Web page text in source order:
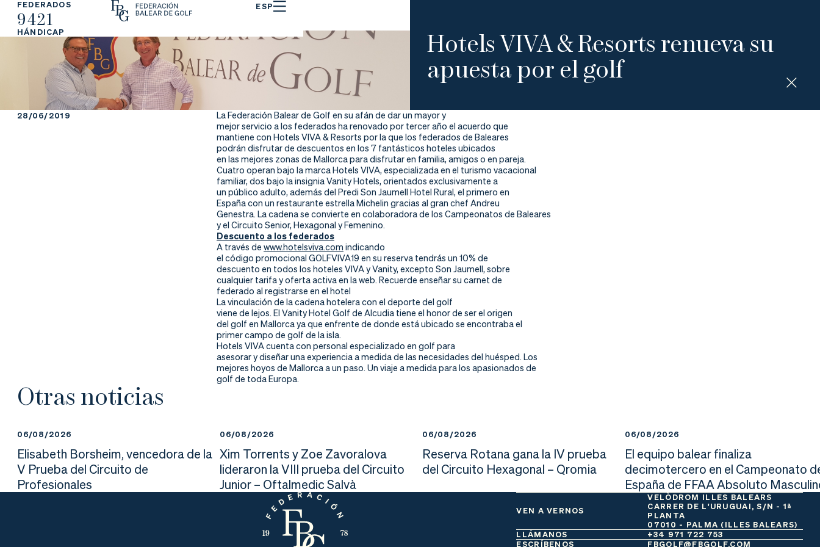
FEDERADOS
9421
HÁNDICAP
ESP
La
ra
Fe
de
ra
rs
Ju
ga
r
Hotels VIVA & Resorts renueva su
apuesta por el golf
28/06/2019
La Federación Balear de Golf en su afán de dar un mayor y
mejor servicio a los federados ha renovado por tercer año el acuerdo que
mantiene con Hotels VIVA & Resorts por la que los federados de Baleares
podrán disfrutar de descuentos en los 7 fantásticos hoteles ubicados
en las mejores zonas de Mallorca para disfrutar en familia, amigos o en pareja.
Cuatro operan bajo la marca Hotels VIVA, especializada en el turismo vacacional
familiar, dos bajo la insignia Vanity Hotels, orientados exclusivamente a
un público adulto, además del Predi Son Jaumell Hotel Rural, el primero en
España con un restaurante estrella Michelin gracias al gran chef Andreu
Genestra. La cadena se convierte en colaboradora de los Campeonatos de Baleares
y el Circuito Senior, Hexagonal y Femenino.
Descuento a los federados
A través de www.hotelsviva.com indicando
el código promocional GOLFVIVA19 en su reserva tendrás un 10% de
descuento en todos los hoteles VIVA y Vanity, excepto Son Jaumell, sobre
cualquier tarifa y oferta activa en la web. Recuerde enseñar su carnet de
federado al registrarse en el hotel
La vinculación de la cadena hotelera con el deporte del golf
viene de lejos. El Vanity Hotel Golf de Alcudia tiene el honor de ser el origen
del golf en Mallorca ya que enfrente de donde está ubicado se encontraba el
primer campo de golf de la isla.
Hotels VIVA cuenta con personal especializado en golf para
asesorar y diseñar una experiencia a medida de las necesidades del huésped. Los
mejores hoyos de Mallorca a un paso. Un viaje a medida para los apasionados de
golf de toda Europa.
Otras noticias
06/08/2026
Elisabeth Borsheim, vencedora de la
V Prueba del Circuito de
Profesionales
06/08/2026
Xim Torrents y Zoe Zavoralova
lideraron la VIII prueba del Circuito
Junior – Oftalmedic Salvà
06/08/2026
Reserva Rotana gana la IV prueba
del Circuito Hexagonal – Qromia
06/08/2026
El equipo balear finaliza
decimotercero en el Campeonato
España de FFAA Absoluto
VEN A VERNOS
VELÒDROM ILLES BALEARS
CARRER DE L'URUGUAI, S/N - 1ª
PLANTA
07010 - PALMA (ILLES BALEARS)
LLÁMANOS
+34 971 722 753
ESCRÍBENOS
FBGOLF@FBGOLF.COM